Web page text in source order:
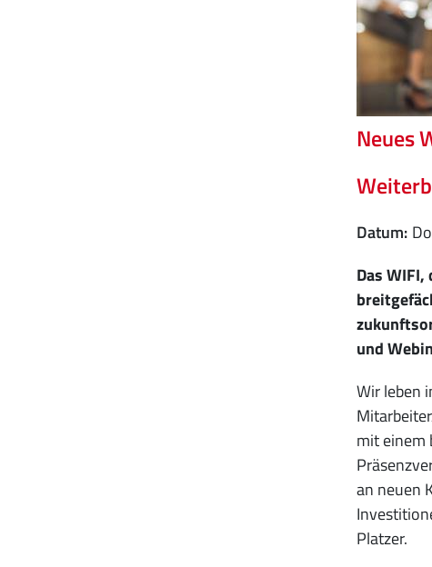
Neues
Datum
Das
und
Wir leben
mit einem
an neuen
Platzer.